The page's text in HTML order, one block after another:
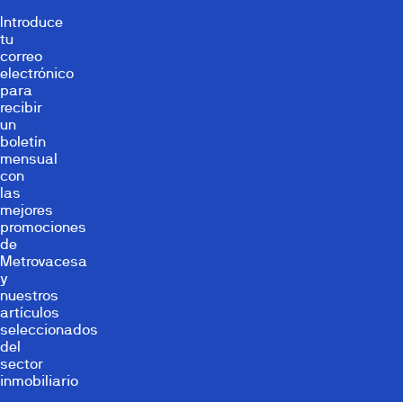
Introduce
tu
correo
electrónico
para
recibir
un
boletín
mensual
con
las
mejores
promociones
de
Metrovacesa
y
nuestros
artículos
seleccionados
del
sector
inmobiliario